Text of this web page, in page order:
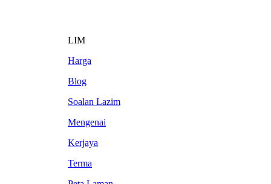
LIM
Harga
Blog
Soalan Lazim
Mengenai
Kerjaya
Terma